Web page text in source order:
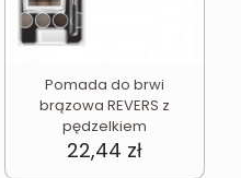
Pomada do brwi
brązowa REVERS z
pędzelkiem
22,44 zł